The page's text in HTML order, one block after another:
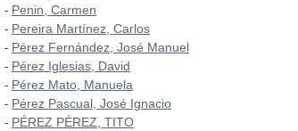
- Penin, Carmen
- Pereira Martínez, Carlos
- Pérez Fernández, José Manuel
- Pérez Iglesias, David
- Pérez Mato, Manuela
- Pérez Pascual, José Ignacio
- PÉREZ PÉREZ, TITO